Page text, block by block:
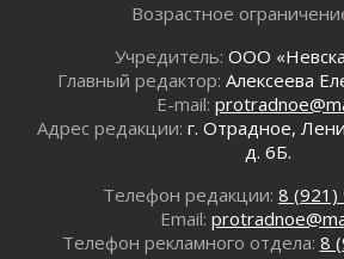
Айда на пляж!
01 августа 2026
Один в поле — не воин
Пик топливного кризиса в
О мужестве, долге и стойкости
Возрастное
Учредитель: ООО
Главный редактор: Алексеева
E-mail:
Адрес редакции: г. Отрадное,
д. 6Б.
Телефон редакции: 8 (921)
Email:
Телефон рекламного отдела: 8